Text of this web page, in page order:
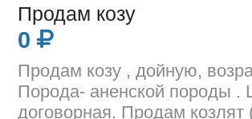
Продам козу
0
Продам козу , дойную,
Порода- аненской породы .
договорная. Продам козлят